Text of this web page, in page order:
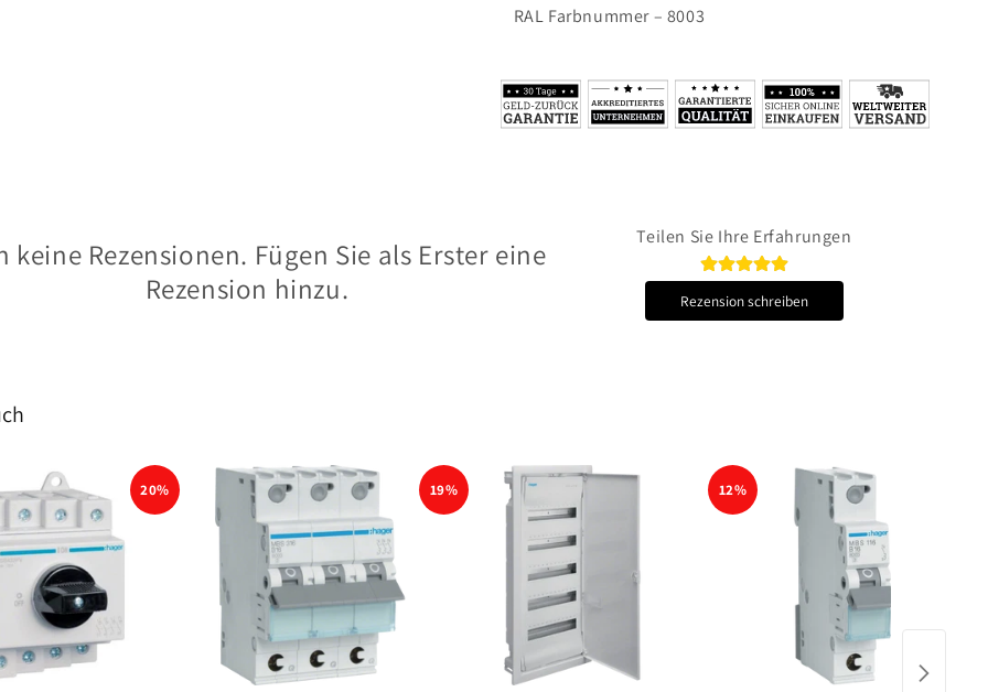
RAL Farbnummer – 8003
keine Rezensionen. Fügen Sie als Erster eine
Rezension hinzu.
Teilen Sie Ihre Erfahrungen
Rezension schreiben
20% 19% 12%